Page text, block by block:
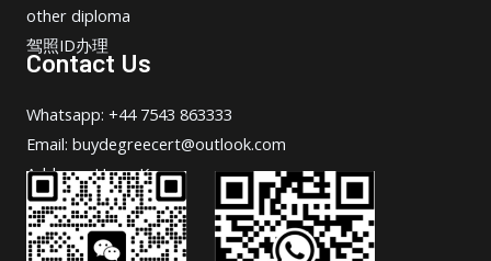
other diploma
驾照ID办理
Contact Us
Whatsapp: +44 7543 863333
Email: buydegreecert@outlook.com
Address: Hong Kong.